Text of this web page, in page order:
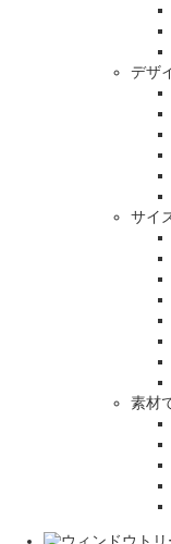
デザ
サイ
素材